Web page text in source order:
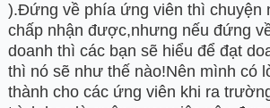
).Đứng về phía ứng viên thì chuyện
chấp nhận được,nhưng nếu đứng
doanh thì các bạn sẽ hiểu để đạt
thì nó sẽ như thế nào!Nên mình có
thành cho các ứng viên khi ra